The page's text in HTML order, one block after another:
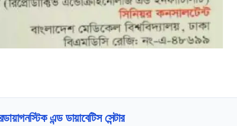
এন্ড ডায়াবেটিস সেন্টার